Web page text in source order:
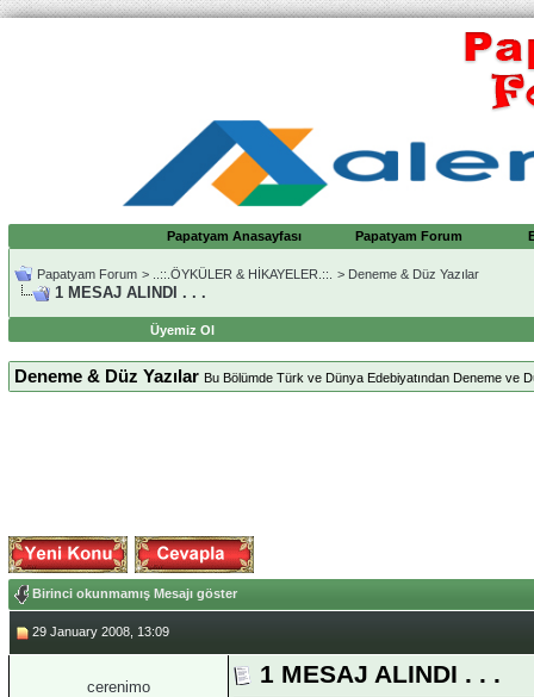
Papatyam Anasayfası Papatyam Forum
Papatyam Forum > ..::.ÖYKÜLER & HİKAYELER.::. > Deneme & Düz Yazılar
1 MESAJ ALINDI . . .
Üyemiz Ol
Deneme & Düz Yazılar Bu Bölümde Türk ve Dünya Edebiyatından Deneme ve
Birinci okunmamış Mesajı göster
29 January 2008, 13:09
cerenimo 1 MESAJ ALINDI . . .